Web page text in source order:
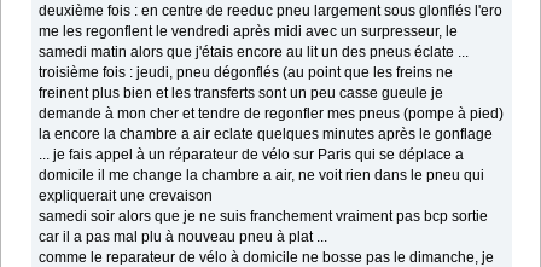
deuxième fois : en centre de reeduc pneu largement sous glonflés l'ero
me les regonflent le vendredi après midi avec un surpresseur, le
samedi matin alors que j'étais encore au lit un des pneus éclate ...
troisième fois : jeudi, pneu dégonflés (au point que les freins ne
freinent plus bien et les transferts sont un peu casse gueule je
demande à mon cher et tendre de regonfler mes pneus (pompe à pied)
la encore la chambre a air eclate quelques minutes après le gonflage
... je fais appel à un réparateur de vélo sur Paris qui se déplace a
domicile il me change la chambre a air, ne voit rien dans le pneu qui
expliquerait une crevaison
samedi soir alors que je ne suis franchement vraiment pas bcp sortie
car il a pas mal plu à nouveau pneu à plat ...
comme le reparateur de vélo à domicile ne bosse pas le dimanche, je